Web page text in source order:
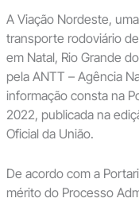
A Viação Nordeste,
transporte rodoviário
em Natal, Rio Grande
pela ANTT – Agência
informação consta na
2022, publicada na
Oficial da União.
De acordo com a
mérito do Processo